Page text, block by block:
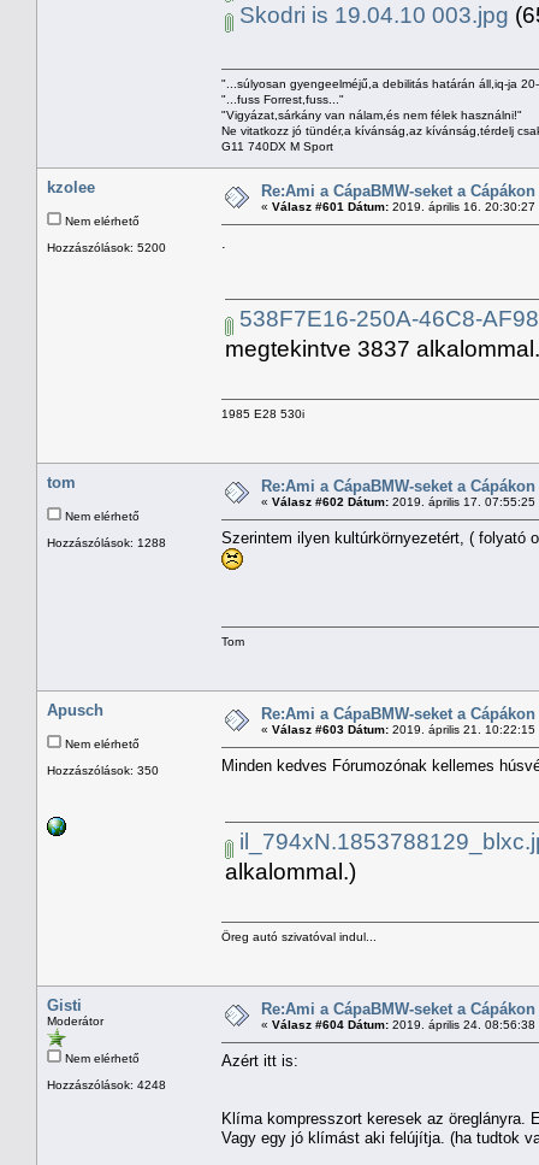
Skodri is 19.04.10 003.jpg
"...súlyosan gyengeelméjű,a debilitás határán áll,iq-ja
"...fuss Forrest,fuss..."
"Vigyázat,sárkány van nálam,és nem félek használni!"
Ne vitatkozz jó tündér,a kívánság,az kívánság,térdelj
G11 740DX M Sport
kzolee
Nem elérhető
Hozzászólások: 5200
Re:Ami a CápaBMW-seket a
« Válasz #601 Dátum: 2019. április 16. 20:30:27
538F7E16-250A-46C8-
megtekintve 3837
1985 E28 530i
tom
Nem elérhető
Hozzászólások: 1288
Re:Ami a CápaBMW-seket a
« Válasz #602 Dátum: 2019. április 17. 07:55:25
Szerintem ilyen kultúrkörnyezetért, (
Tom
Apusch
Nem elérhető
Hozzászólások: 350
Re:Ami a CápaBMW-seket a
« Válasz #603 Dátum: 2019. április 21. 10:22:15
Minden kedves Fórumozónak kellemes
alkalommal.)
Öreg autó szivatóval indul...
Gisti
Moderátor
Nem elérhető
Hozzászólások: 4248
Re:Ami a CápaBMW-seket a
« Válasz #604 Dátum: 2019. április 24. 08:56:38
Azért itt is:
Klíma kompresszort keresek az öreglányra.
Vagy egy jó klímást aki felújítja. (ha tudtok